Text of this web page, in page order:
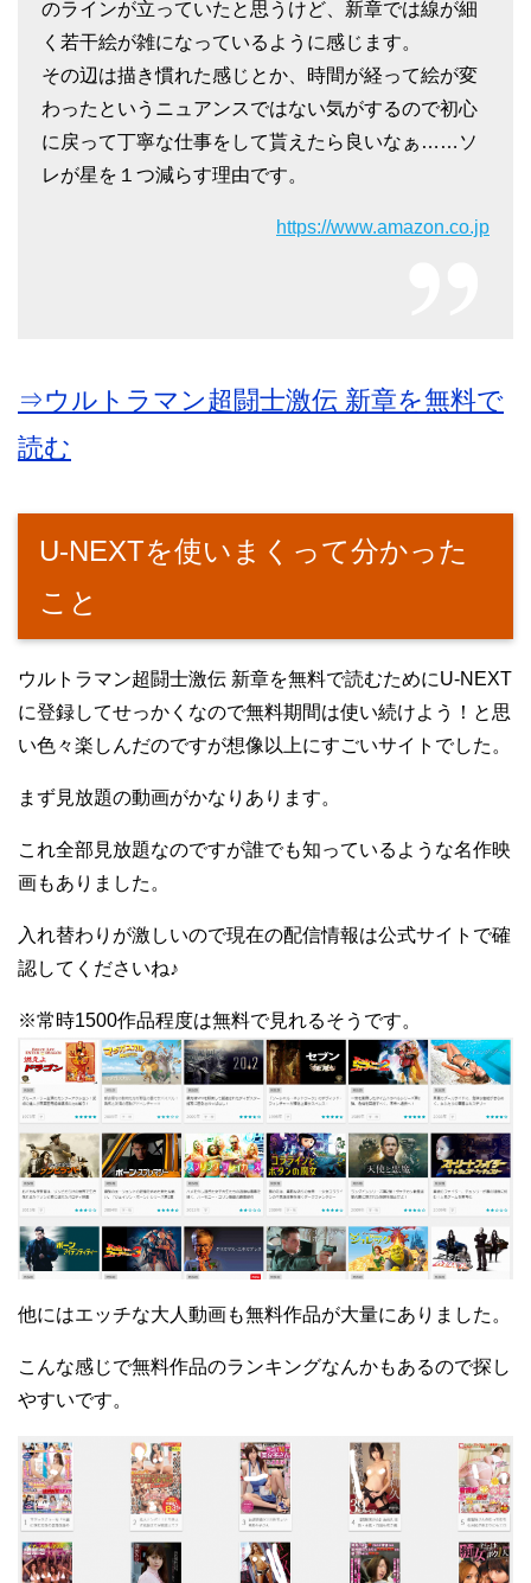
のラインが立っていたと思うけど、新章では線が細
く若干絵が雑になっているように感じます。
その辺は描き慣れた感じとか、時間が経って絵が変
わったというニュアンスではない気がするので初心
に戻って丁寧な仕事をして貰えたら良いなぁ……ソ
レが星を１つ減らす理由です。
https://www.amazon.co.jp
⇒ウルトラマン超闘士激伝 新章を無料で
読む
U-NEXTを使いまくって分かった
こと
ウルトラマン超闘士激伝 新章を無料で読むためにU-NEXT
に登録してせっかくなので無料期間は使い続けよう！と思
い色々楽しんだのですが想像以上にすごいサイトでした。
まず見放題の動画がかなりあります。
これ全部見放題なのですが誰でも知っているような名作映
画もありました。
入れ替わりが激しいので現在の配信情報は公式サイトで確
認してくださいね♪
※常時1500作品程度は無料で見れるそうです。
他にはエッチな大人動画も無料作品が大量にありました。
こんな感じで無料作品のランキングなんかもあるので探し
やすいです。